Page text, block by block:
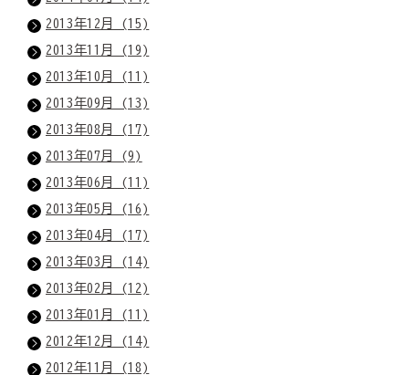
2013年12月 (15)
2013年11月 (19)
2013年10月 (11)
2013年09月 (13)
2013年08月 (17)
2013年07月 (9)
2013年06月 (11)
2013年05月 (16)
2013年04月 (17)
2013年03月 (14)
2013年02月 (12)
2013年01月 (11)
2012年12月 (14)
2012年11月 (18)